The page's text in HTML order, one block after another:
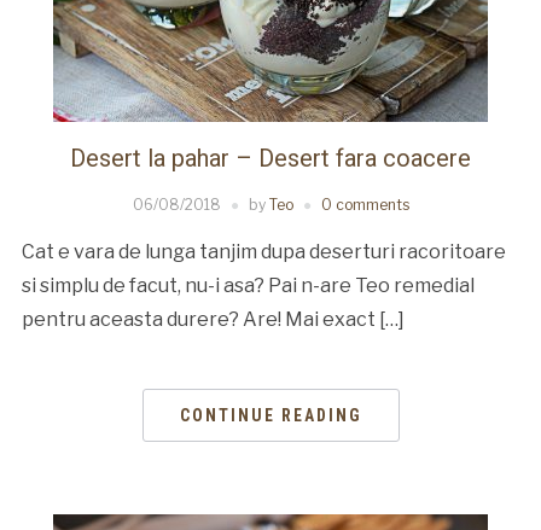
Desert la pahar – Desert fara coacere
06/08/2018 by Teo 0 comments
Cat e vara de lunga tanjim dupa deserturi racoritoare
si simplu de facut, nu-i asa? Pai n-are Teo remedial
pentru aceasta durere? Are! Mai exact […]
CONTINUE READING